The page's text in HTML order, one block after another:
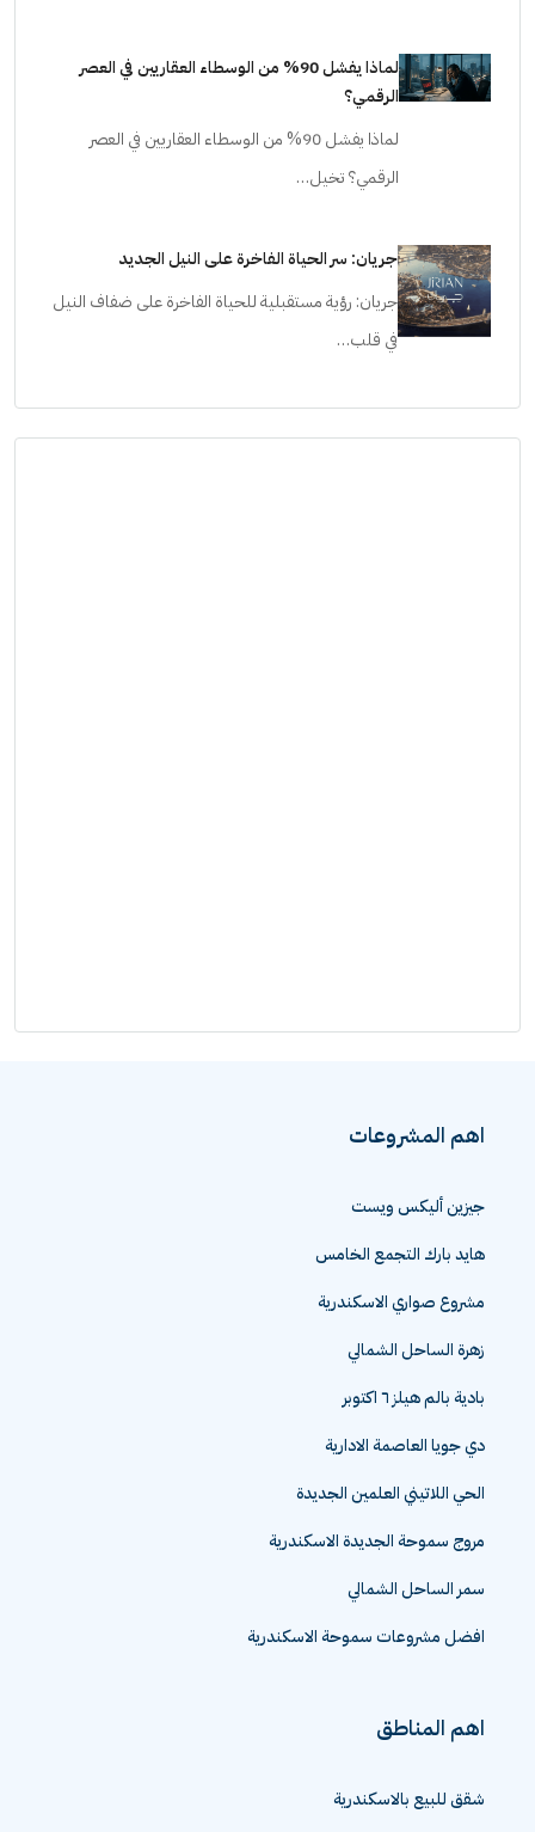
لماذا يفشل 90% من الوسطاء العقاريين في العصر
الرقمي؟
لماذا يفشل 90% من الوسطاء العقاريين في العصر
الرقمي؟ تخيل…
جريان: سر الحياة الفاخرة على النيل الجديد
جريان: رؤية مستقبلية للحياة الفاخرة على ضفاف النيل
في قلب…
اهم المشروعات
جيزين أليكس ويست
هايد بارك التجمع الخامس
مشروع صواري الاسكندرية
زهرة الساحل الشمالي
بادية بالم هيلز ٦ اكتوبر
دي جويا العاصمة الادارية
الحي اللاتيني العلمين الجديدة
مروج سموحة الجديدة الاسكندرية
سمر الساحل الشمالي
افضل مشروعات سموحة الاسكندرية
اهم المناطق
شقق للبيع بالاسكندرية